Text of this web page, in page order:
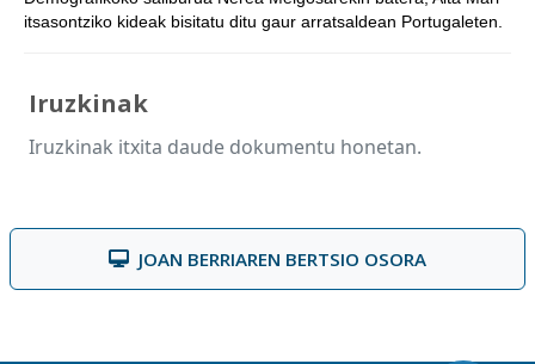
itsasontziko kideak bisitatu ditu gaur arratsaldean Portugaleten.
Iruzkinak
Iruzkinak itxita daude dokumentu honetan.
JOAN BERRIAREN BERTSIO OSORA